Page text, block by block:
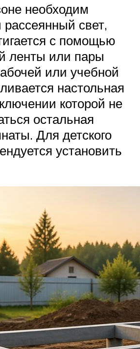
необходим
свет,
с помощью
ленты или пары
или учебной
настольная
которой не
остальная
Для детского
установить